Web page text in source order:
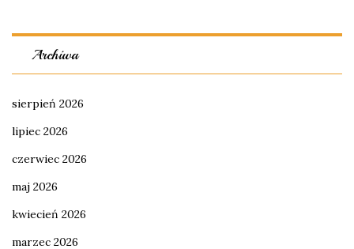
Archiwa
sierpień 2026
lipiec 2026
czerwiec 2026
maj 2026
kwiecień 2026
marzec 2026